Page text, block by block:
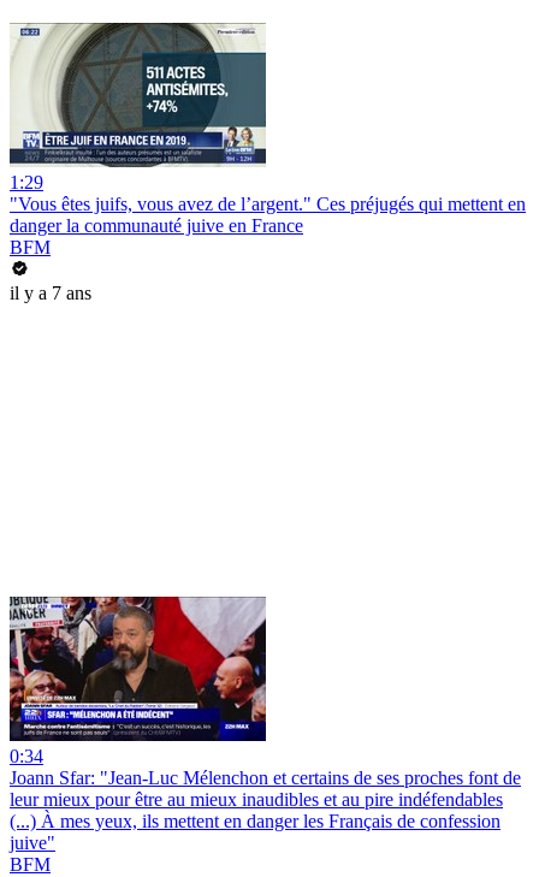
1:29
"Vous êtes juifs, vous avez de l’argent." Ces préjugés qui mettent en
danger la communauté juive en France
BFM
il y a 7 ans
0:34
Joann Sfar: "Jean-Luc Mélenchon et certains de ses proches font de
leur mieux pour être au mieux inaudibles et au pire indéfendables
(...) À mes yeux, ils mettent en danger les Français de confession
juive"
BFM